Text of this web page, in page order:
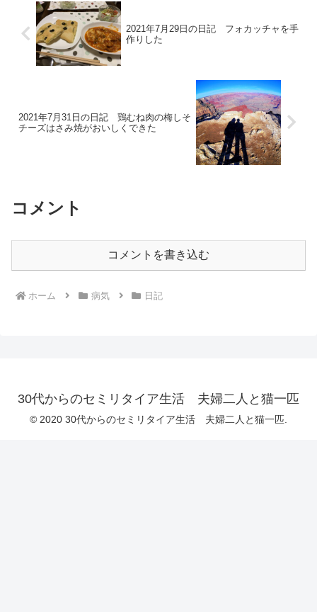
恐ろしく高くてびっ...
2021年7月29日の日記 フォカッチャを手
作りした
2021年7月31日の日記 鶏むね肉の梅しそ
チーズはさみ焼がおいしくできた
コメント
コメントを書き込む
ホーム 病気 日記
30代からのセミリタイア生活 夫婦二人と猫一匹
© 2020 30代からのセミリタイア生活 夫婦二人と猫一匹.